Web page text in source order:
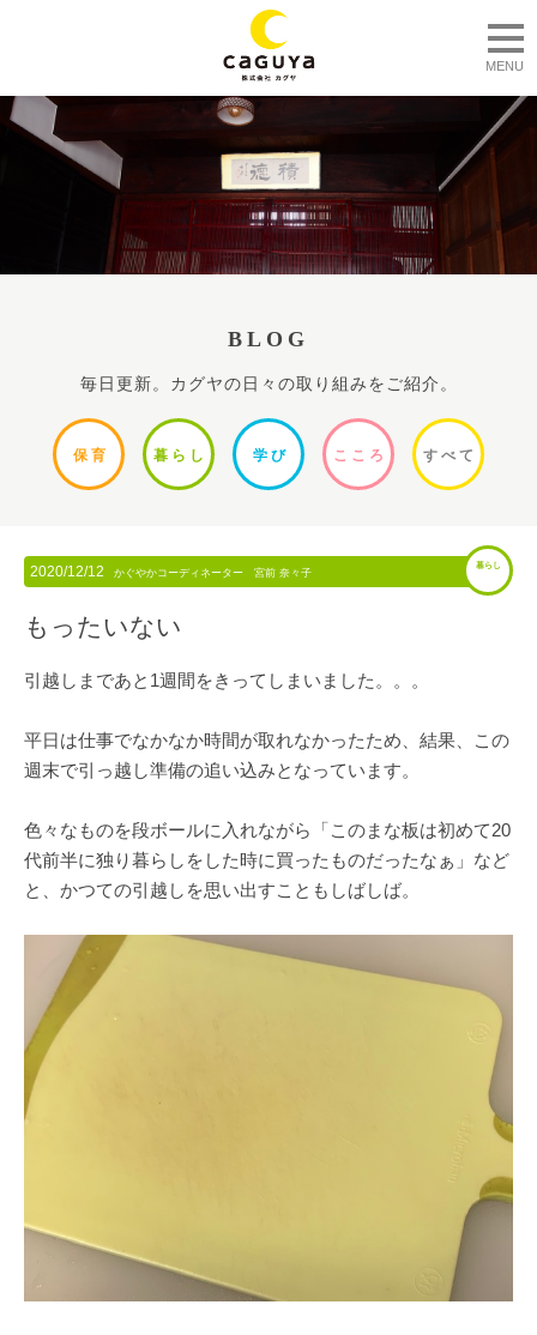
MENU
BLOG
毎日更新。カグヤの日々の取り組みをご紹介。
保 育 暮ら し 学 び ここ ろ すべて
2020/12/12 かぐやかコーディネーター 宮前 奈々子
暮らし
もったいない
引越しまであと1週間をきってしまいました。。。
平日は仕事でなかなか時間が取れなかったため、結果、この
週末で引っ越し準備の追い込みとなっています。
色々なものを段ボールに入れながら「このまな板は初めて20
代前半に独り暮らしをした時に買ったものだったなぁ」など
と、かつての引越しを思い出すこともしばしば。